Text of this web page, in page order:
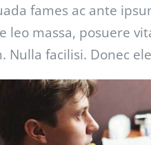
fames ac ante
leo massa, posuere
Nulla facilisi. Donec